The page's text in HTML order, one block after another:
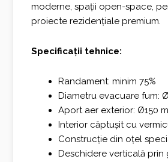
moderne, spații open-space,
proiecte rezidențiale premium.
Specificații tehnice:
Randament: minim 75%
Diametru evacuare fum:
Aport aer exterior: Ø150
Interior căptușit cu
Construcție din oțel
Deschidere verticală prin